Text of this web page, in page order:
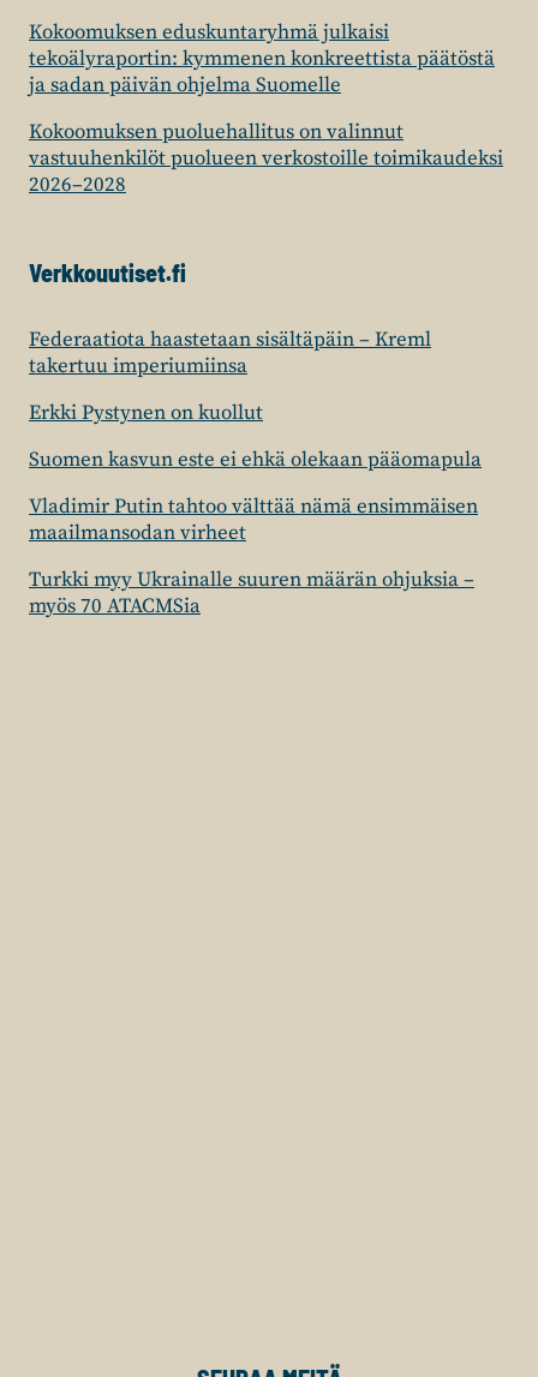
Kokoomuksen eduskuntaryhmä julkaisi
tekoälyraportin: kymmenen konkreettista päätöstä
ja sadan päivän ohjelma Suomelle
Kokoomuksen puoluehallitus on valinnut
vastuuhenkilöt puolueen verkostoille toimikaudeksi
2026–2028
Verkkouutiset.fi
Federaatiota haastetaan sisältäpäin – Kreml
takertuu imperiumiinsa
Erkki Pystynen on kuollut
Suomen kasvun este ei ehkä olekaan pääomapula
Vladimir Putin tahtoo välttää nämä ensimmäisen
maailmansodan virheet
Turkki myy Ukrainalle suuren määrän ohjuksia –
myös 70 ATACMSia